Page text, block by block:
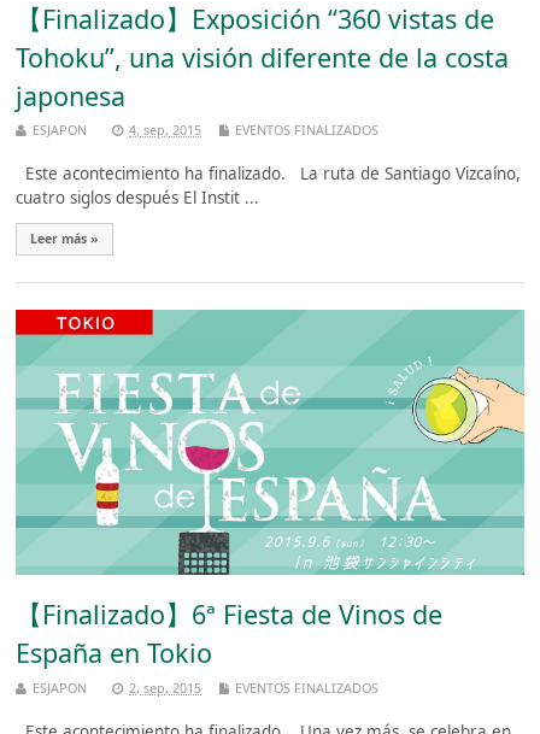
【Finalizado】Exposición “360 vistas de
Tohoku”, una visión diferente de la costa
japonesa
ESJAPON 4, sep, 2015 EVENTOS FINALIZADOS
Este acontecimiento ha finalizado. La ruta de Santiago Vizcaíno,
cuatro siglos después El Instit ...
Leer más »
【Finalizado】6ª Fiesta de Vinos de
España en Tokio
ESJAPON 2, sep, 2015 EVENTOS FINALIZADOS